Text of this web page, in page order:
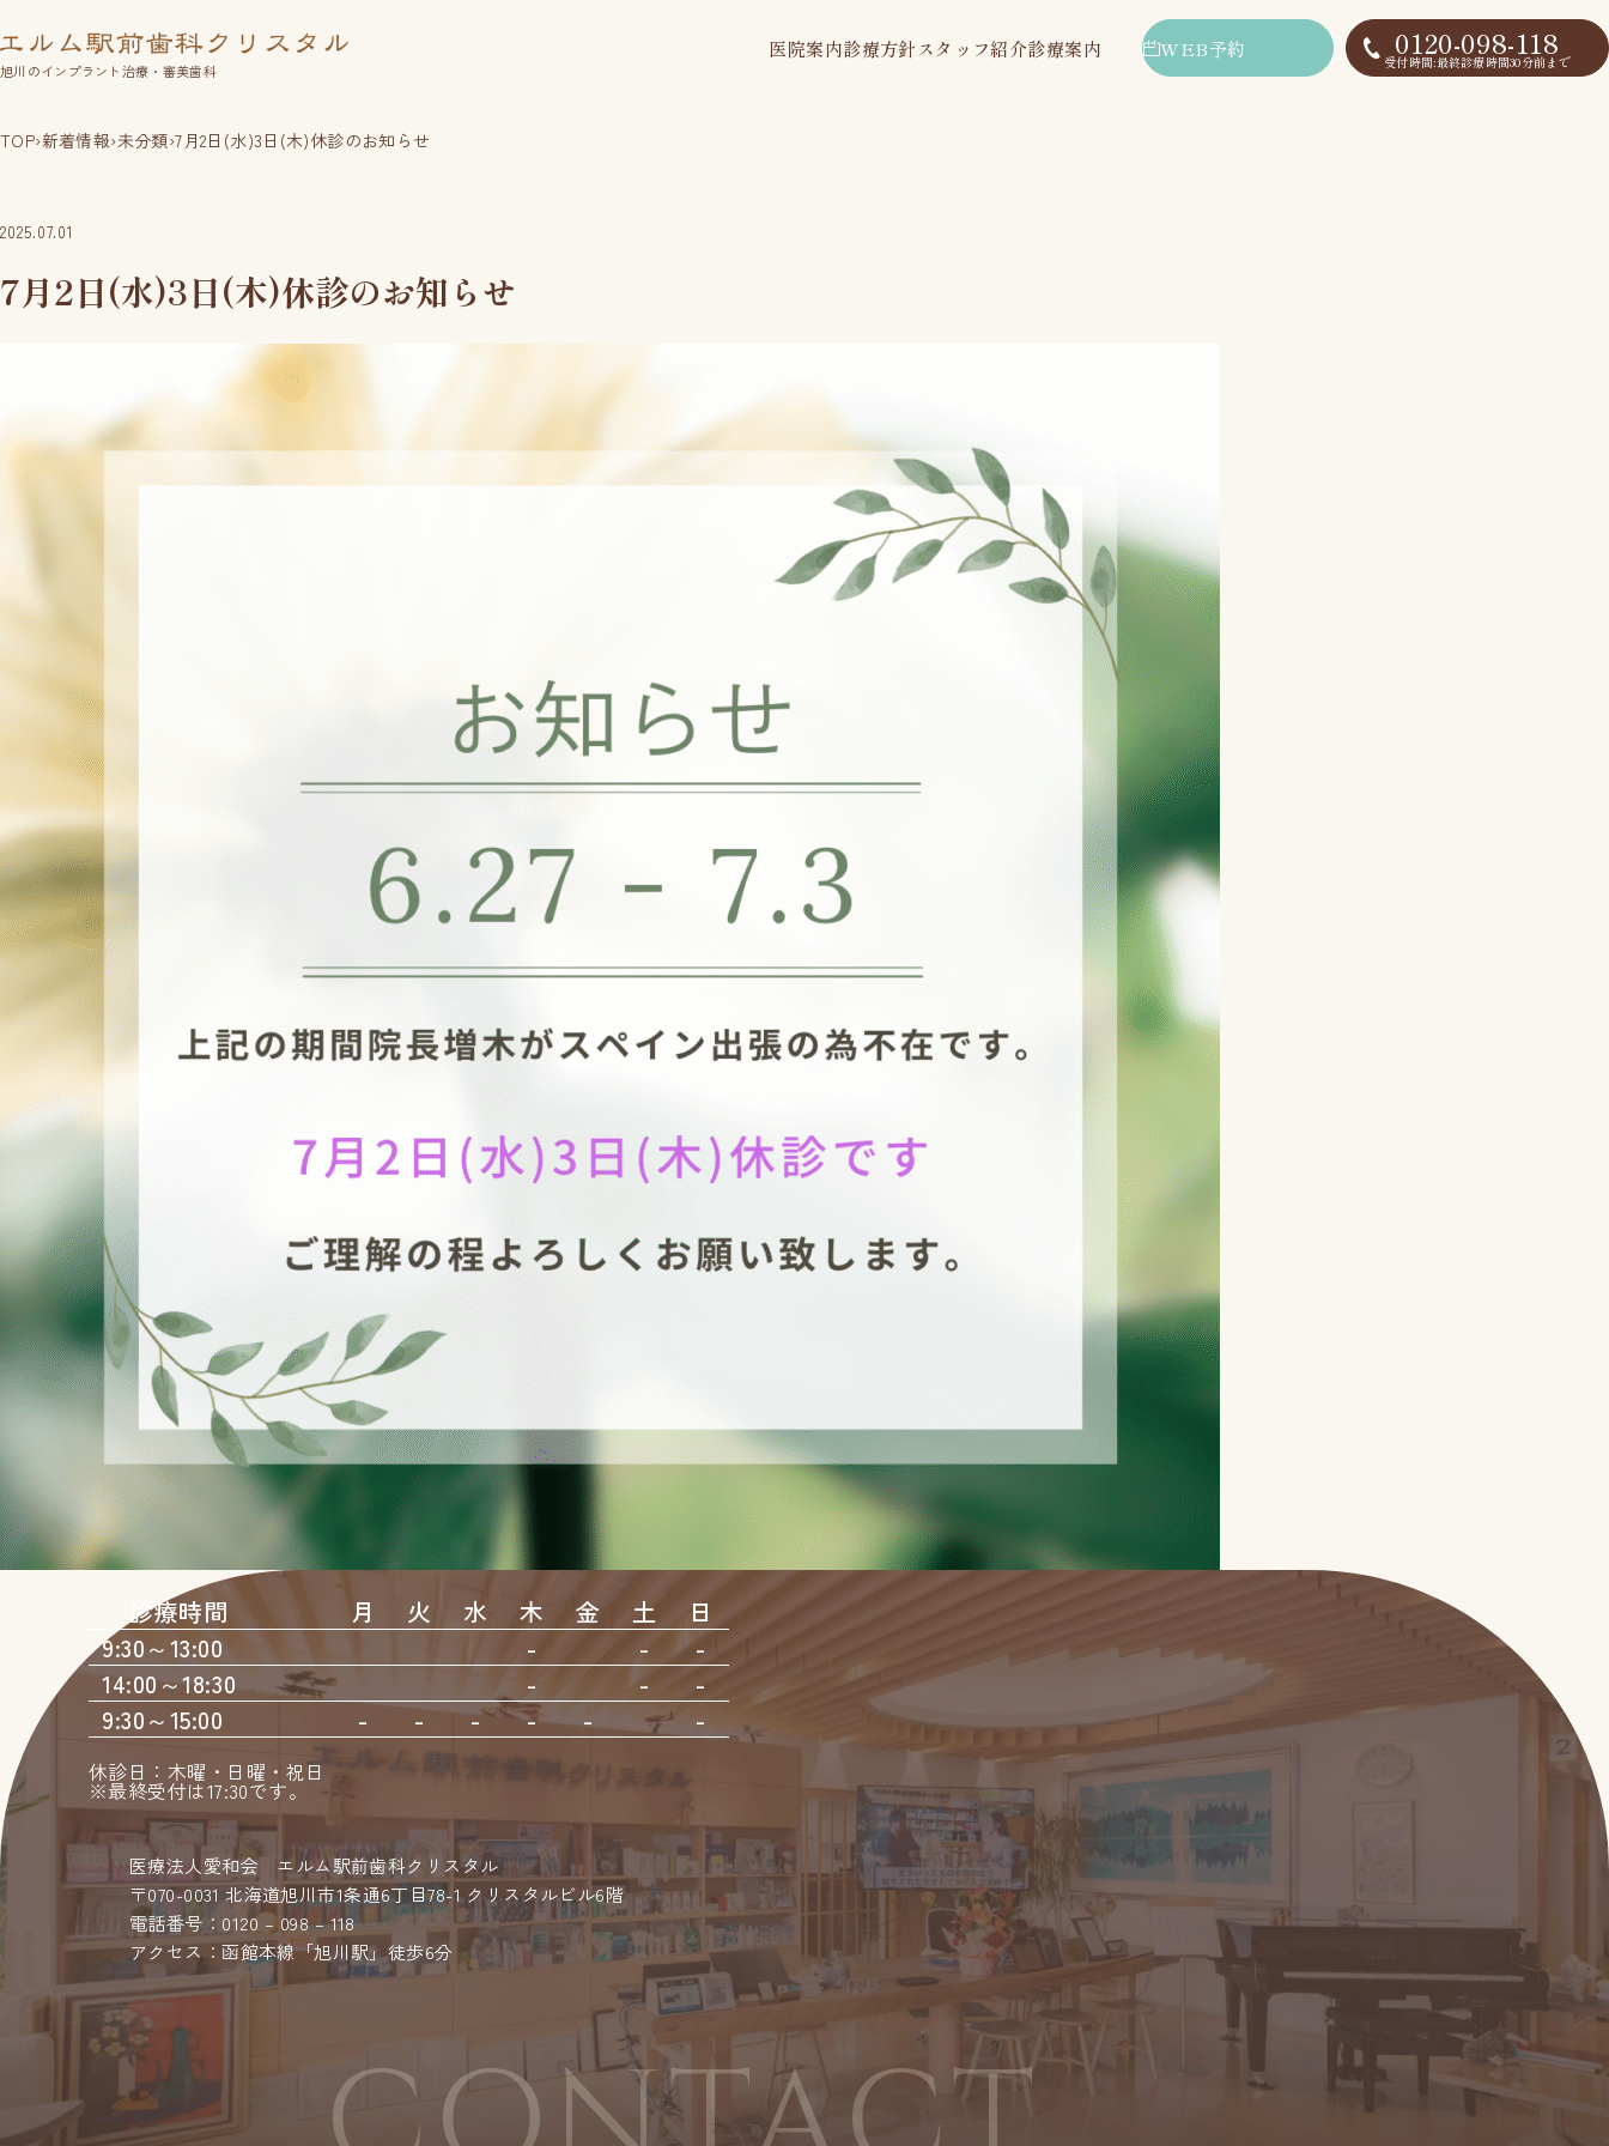
旭川のインプラント治療・審美歯科
医院案内診療方針スタッフ紹介診療案内 WEB予約 0120-098-118
受付時間:最終診療時間30分前まで
TOP›新着情報›未分類›7月2日(水)3日(木)休診のお知らせ
2025.07.01
7月2日(水)3日(木)休診のお知らせ
診療時間 月 火 水 木 金 土
日
9:30～13:00
- -
-
14:00～18:30
- -
-
9:30～15:00
- - - - - -
休診日：木曜・日曜・祝日
※最終受付は17:30です。
医療法人愛和会 エルム駅前歯科クリスタル
〒070-0031 北海道旭川市1条通6丁目78-1 クリスタルビル6階
電話番号：0120 – 098 – 118
アクセス：函館本線「旭川駅」徒歩6分